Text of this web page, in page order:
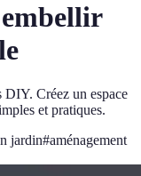
DIY. Créez un espace
et pratiques.
jardin#aménagement